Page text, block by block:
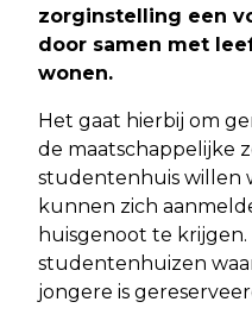
zorginstelling een
door samen met
wonen.
Het gaat hierbij om
de maatschappelijke
studentenhuis willen
kunnen zich
huisgenoot te
studentenhuizen
jongere is